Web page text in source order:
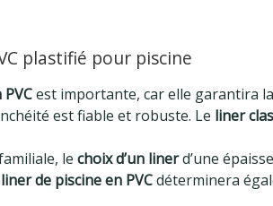
plastifié pour piscine
est importante, car elle garantira
est fiable et robuste. Le liner
le choix d’un linerd’une
liner de piscine en PVCdéterminera